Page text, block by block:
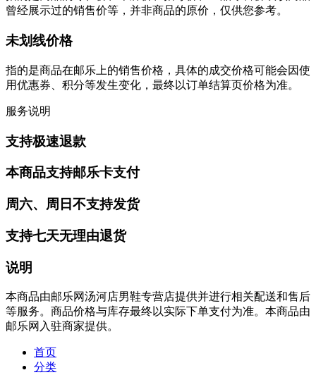
曾经展示过的销售价等，并非商品的原价，仅供您参考。
未划线价格
指的是商品在邮乐上的销售价格，具体的成交价格可能会因使
用优惠券、积分等发生变化，最终以订单结算页价格为准。
服务说明
支持极速退款
本商品支持邮乐卡支付
周六、周日不支持发货
支持七天无理由退货
说明
本商品由邮乐网汤河店男鞋专营店提供并进行相关配送和售后
等服务。商品价格与库存最终以实际下单支付为准。本商品由
邮乐网入驻商家提供。
首页
分类